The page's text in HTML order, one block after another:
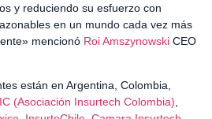
y reduciendo su esfuerzo con
en un mundo cada vez más
mencionó Roi Amszynowski CEO
están en Argentina, Colombia,
(Asociación Insurtech Colombia),